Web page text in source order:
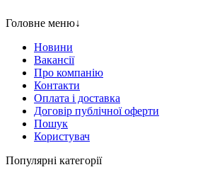
Головне меню↓
Новини
Вакансії
Про компанію
Контакти
Оплата і доставка
Договір публічної оферти
Пошук
Користувач
Популярні категорії